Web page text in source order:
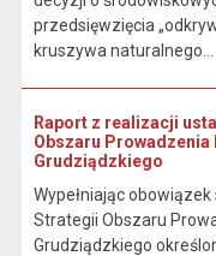
przedsięwzięcia
kruszywa naturalnego...
Raport z realizacji
Obszaru
Grudziądzkiego
Wypełniając
Strategii Obszaru
Grudziądzkiego